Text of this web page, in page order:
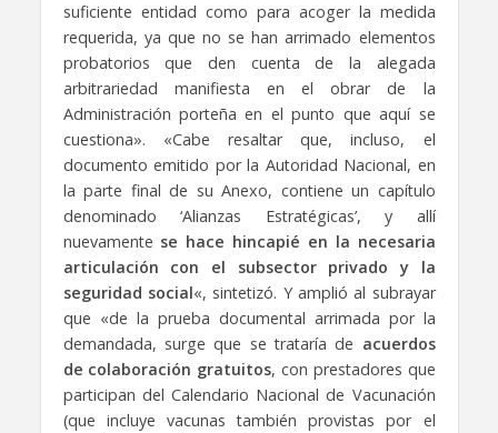
suficiente entidad como para acoger la medida
requerida, ya que no se han arrimado elementos
probatorios que den cuenta de la alegada
arbitrariedad manifiesta en el obrar de la
Administración porteña en el punto que aquí se
cuestiona». «Cabe resaltar que, incluso, el
documento emitido por la Autoridad Nacional, en
la parte final de su Anexo, contiene un capítulo
denominado ‘Alianzas Estratégicas’, y allí
nuevamente se hace hincapié en la necesaria
articulación con el subsector privado y la
seguridad social«, sintetizó. Y amplió al subrayar
que «de la prueba documental arrimada por la
demandada, surge que se trataría de acuerdos
de colaboración gratuitos, con prestadores que
participan del Calendario Nacional de Vacunación
(que incluye vacunas también provistas por el